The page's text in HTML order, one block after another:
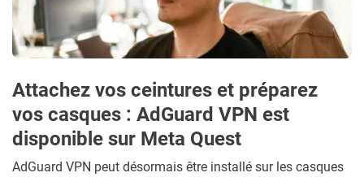
Attachez vos ceintures et préparez
vos casques : AdGuard VPN est
disponible sur Meta Quest
AdGuard VPN peut désormais être installé sur les casques